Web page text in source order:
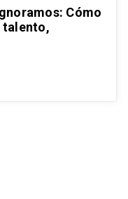
Cómo
talento,